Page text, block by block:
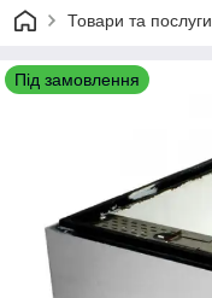
Товари та послуги
Під замовлення